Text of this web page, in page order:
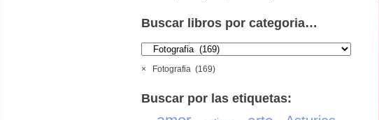
Buscar libros por categoria…
× Fotografia (169)
Buscar por las etiquetas: